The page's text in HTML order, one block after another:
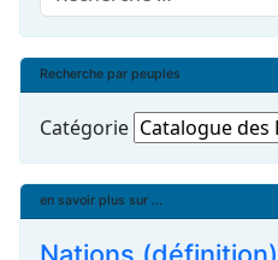
Recherche par peuples
Catégorie
en savoir plus sur ...